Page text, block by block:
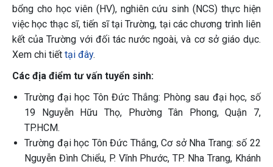
bổng cho học viên (HV), nghiên cứu sinh (NCS) thực hiện
việc học thạc sĩ, tiến sĩ tại Trường, tại các chương trình liên
kết của Trường với đối tác nước ngoài, và cơ sở giáo dục.
Xem chi tiết tại đây.
Các địa điểm tư vấn tuyển sinh:
Trường đại học Tôn Đức Thắng: Phòng sau đại học, số
19 Nguyễn Hữu Thọ, Phường Tân Phong, Quận 7,
TP.HCM.
Trường đại học Tôn Đức Thắng, Cơ sở Nha Trang: số 22
Nguyễn Đình Chiểu, P. Vĩnh Phước, TP. Nha Trang, Khánh